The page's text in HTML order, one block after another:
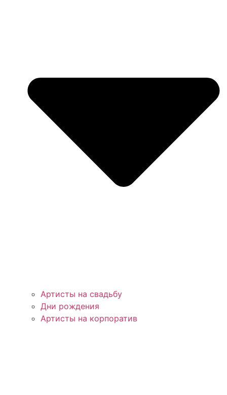
Артисты на свадьбу
Дни рождения
Артисты на корпоратив